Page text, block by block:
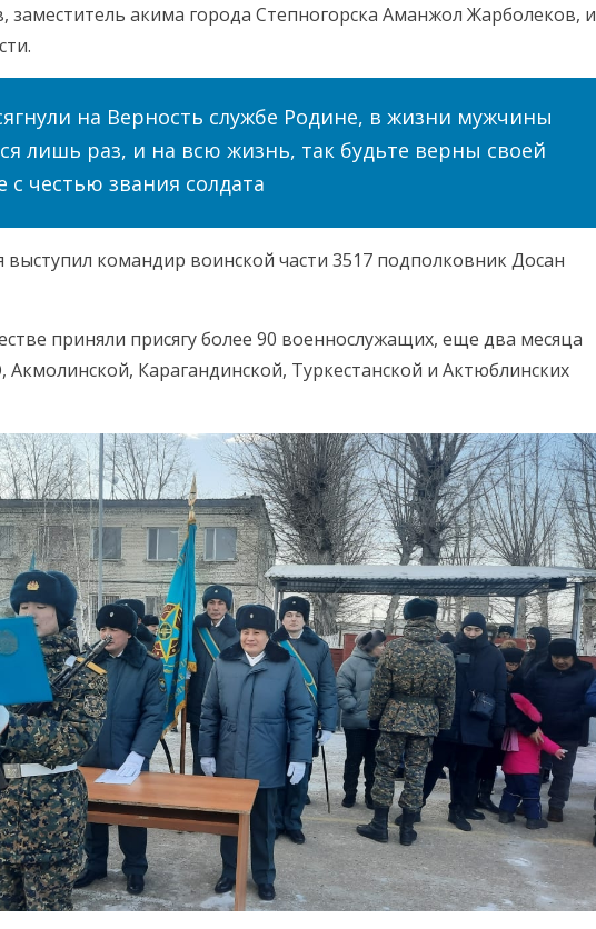
акима города Степногорска Аманжол Жарболеков, и
на Верность службе Родине, в жизни мужчины
лишь раз, и на всю жизнь, так будьте верны своей
с честью звания солдата
командир воинской части 3517 подполковник Досан
приняли присягу более 90 военнослужащих, еще два месяца
Карагандинской, Туркестанской и Актюблинских